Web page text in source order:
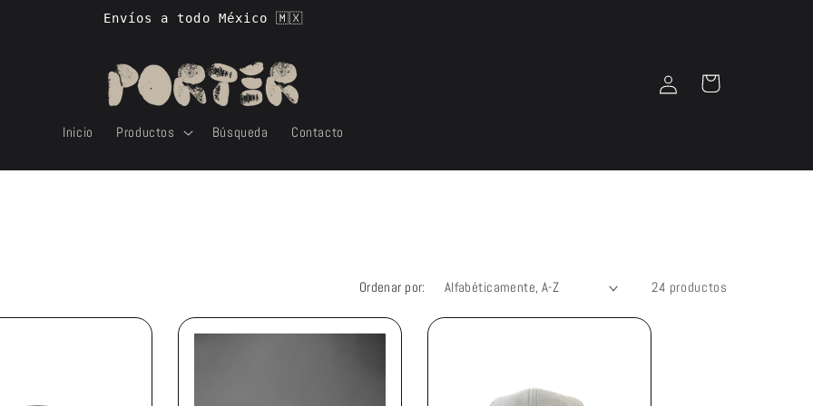
Envíos a todo México 🇲🇽
Inicio Productos Búsqueda Contacto
sesión
Carrito
Ordenar por: 24 productos